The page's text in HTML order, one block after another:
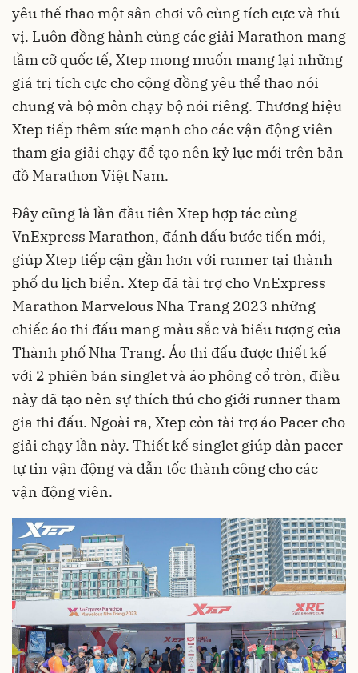
yêu thể thao một sân chơi vô cùng tích cực và thú
vị. Luôn đồng hành cùng các giải Marathon mang
tầm cỡ quốc tế, Xtep mong muốn mang lại những
giá trị tích cực cho cộng đồng yêu thể thao nói
chung và bộ môn chạy bộ nói riêng. Thương hiệu
Xtep tiếp thêm sức mạnh cho các vận động viên
tham gia giải chạy để tạo nên kỷ lục mới trên bản
đồ Marathon Việt Nam.
Đây cũng là lần đầu tiên Xtep hợp tác cùng
VnExpress Marathon, đánh dấu bước tiến mới,
giúp Xtep tiếp cận gần hơn với runner tại thành
phố du lịch biển. Xtep đã tài trợ cho VnExpress
Marathon Marvelous Nha Trang 2023 những
chiếc áo thi đấu mang màu sắc và biểu tượng của
Thành phố Nha Trang. Áo thi đấu được thiết kế
với 2 phiên bản singlet và áo phông cổ tròn, điều
này đã tạo nên sự thích thú cho giới runner tham
gia thi đấu. Ngoài ra, Xtep còn tài trợ áo Pacer cho
giải chạy lần này. Thiết kế singlet giúp dàn pacer
tự tin vận động và dẫn tốc thành công cho các
vận động viên.